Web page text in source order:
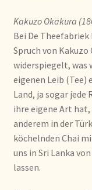
Betalen en
Bezahlung und
Bienvenue dans
Bio-Zertifikate
Kakuzo Okakura
Bei De
Spruch von
widerspiegelt, was
eigenen Leib (Tee)
Land, ja sogar jede
ihre eigene Art
anderem in der
köchelnden Chai
uns in Sri Lanka
lassen.